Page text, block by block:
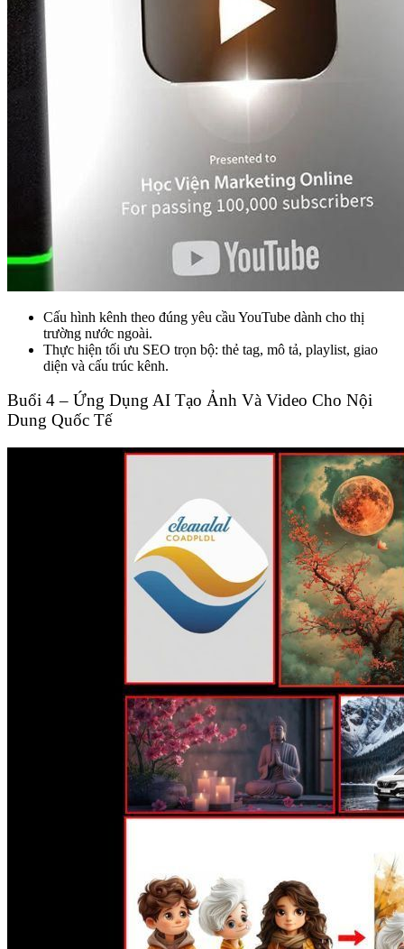
Cấu hình kênh theo đúng yêu cầu YouTube dành cho thị
trường nước ngoài.
Thực hiện tối ưu SEO trọn bộ: thẻ tag, mô tả, playlist, giao
diện và cấu trúc kênh.
Buổi 4 – Ứng Dụng AI Tạo Ảnh Và Video Cho Nội
Dung Quốc Tế